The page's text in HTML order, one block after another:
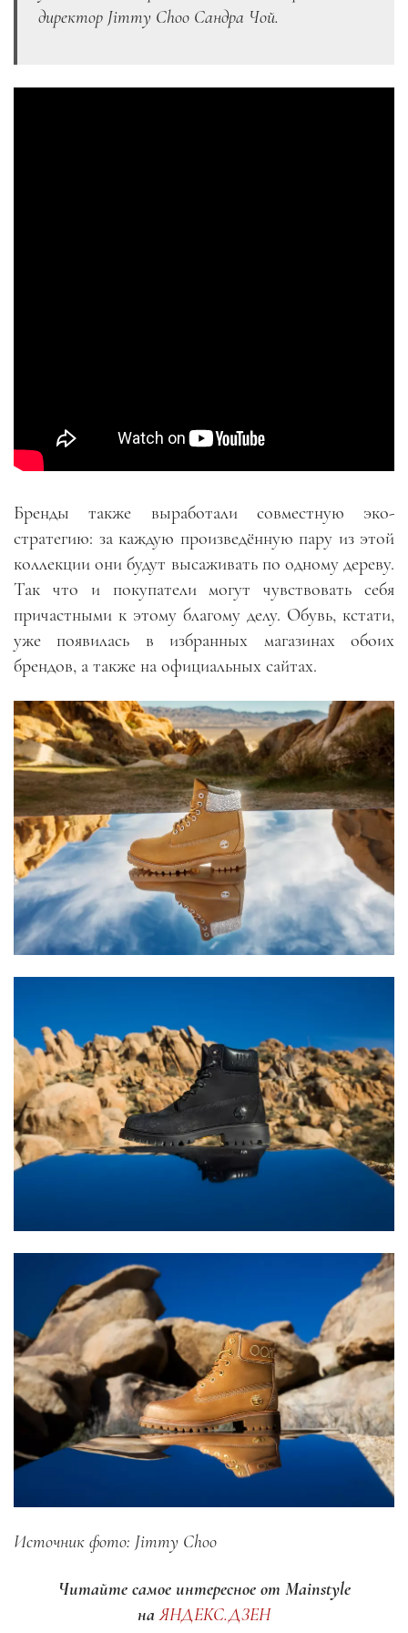
директор Jimmy Choo Сандра Чой.
Бренды также выработали совместную эко-
стратегию: за каждую произведённую пару из этой
коллекции они будут высаживать по одному дереву.
Так что и покупатели могут чувствовать себя
причастными к этому благому делу. Обувь, кстати,
уже появилась в избранных магазинах обоих
брендов, а также на официальных сайтах.
Источник фото: Jimmy Choo
Читайте самое интересное от Mainstyle
наЯНДЕКС.ДЗЕН